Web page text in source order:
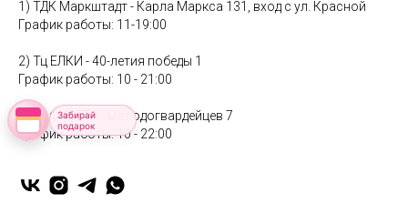
Забирай
подарок
1) ТДК Маркштадт - Карла Маркса 131, вход с ул. Красной
График работы: 11-19:00
2) Тц ЕЛКИ - 40-летия победы 1
График работы: 10 - 21:00
3) Тц ФИЕСТА - молодогвардейцев 7
График работы: 10 - 22:00